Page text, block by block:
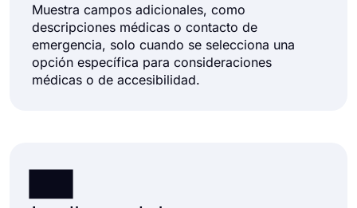
Muestra campos adicionales, como
descripciones médicas o contacto de
emergencia, solo cuando se selecciona una
opción específica para consideraciones
médicas o de accesibilidad.